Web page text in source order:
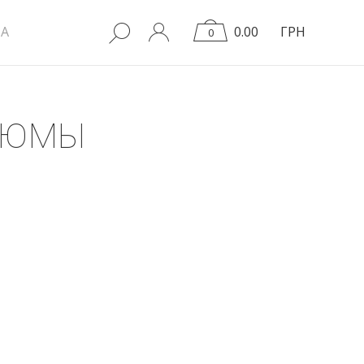
0 0.00 ГРН